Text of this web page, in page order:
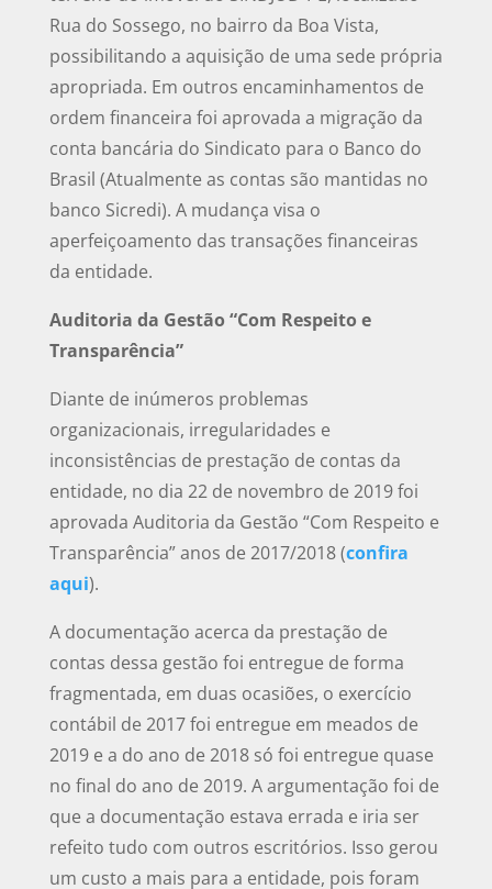
Rua do Sossego, no bairro da Boa Vista,
possibilitando a aquisição de uma sede própria
apropriada. Em outros encaminhamentos de
ordem financeira foi aprovada a migração da
conta bancária do Sindicato para o Banco do
Brasil (Atualmente as contas são mantidas no
banco Sicredi). A mudança visa o
aperfeiçoamento das transações financeiras
da entidade.
Auditoria da Gestão “Com Respeito e
Transparência”
Diante de inúmeros problemas
organizacionais, irregularidades e
inconsistências de prestação de contas da
entidade, no dia 22 de novembro de 2019 foi
aprovada Auditoria da Gestão “Com Respeito e
Transparência” anos de 2017/2018 (confira
aqui).
A documentação acerca da prestação de
contas dessa gestão foi entregue de forma
fragmentada, em duas ocasiões, o exercício
contábil de 2017 foi entregue em meados de
2019 e a do ano de 2018 só foi entregue quase
no final do ano de 2019. A argumentação foi de
que a documentação estava errada e iria ser
refeito tudo com outros escritórios. Isso gerou
um custo a mais para a entidade, pois foram